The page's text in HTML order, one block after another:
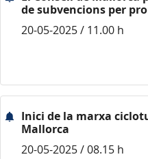
de subvencions per
20-05-2025 / 11.00 h
Inici de la marxa
Mallorca
20-05-2025 / 08.15 h